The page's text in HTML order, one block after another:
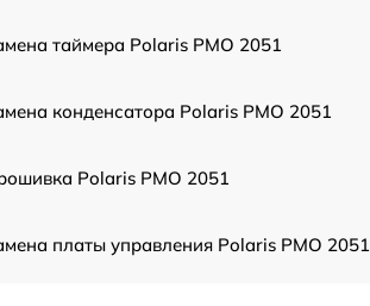
таймера Polaris PMO 2051
конденсатора Polaris PMO 2051
Polaris PMO 2051
платы управления Polaris PMO 2051